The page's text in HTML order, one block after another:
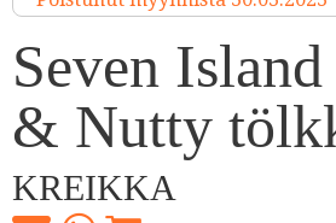
Seven
& Nutty
KREIKKA